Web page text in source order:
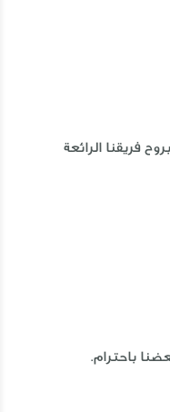
فريقنا الرائعة
باحترام.